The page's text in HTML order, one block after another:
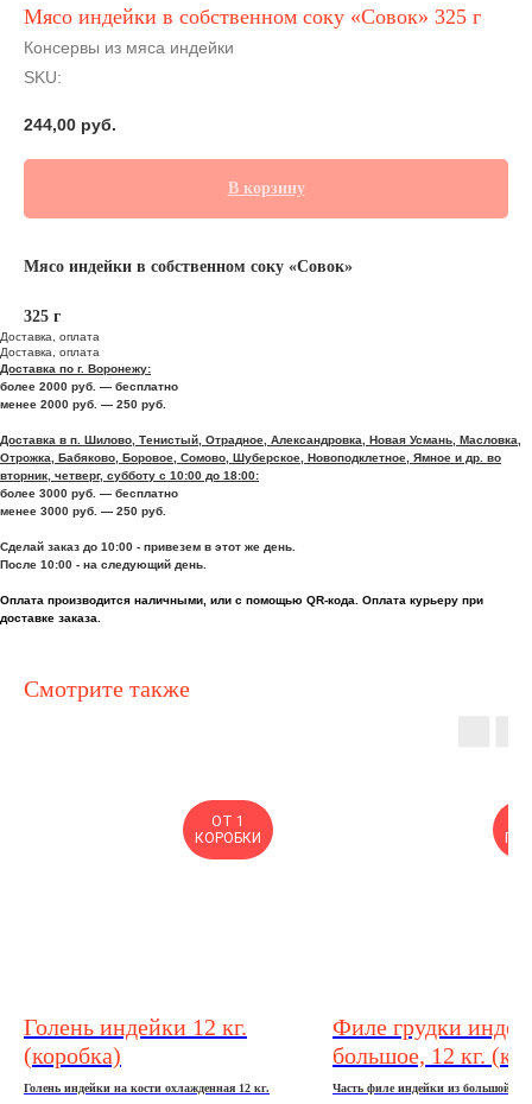
Мясо индейки в собственном соку «Совок» 325 г
Консервы из мяса индейки
SKU:
244,00 руб.
В корзину
Мясо индейки в собственном соку «Совок»
325 г
Доставка, оплата
Доставка, оплата
Доставка по г. Воронежу:
более 2000 руб. — бесплатно
менее 2000 руб. — 250 руб.
Доставка в п. Шилово, Тенистый, Отрадное, Александровка, Новая Усмань, Масловка,
Отрожка, Бабяково, Боровое, Сомово, Шуберское, Новоподклетное, Ямное и др. во
вторник, четверг, субботу с 10:00 до 18:00:
более 3000 руб. — бесплатно
менее 3000 руб. — 250 руб.
Сделай заказ до 10:00 - привезем в этот же день.
После 10:00 - на следующий день.
Оплата производится наличными, или с помощью QR-кода. Оплата курьеру при
доставке заказа.
Смотрите также
ОТ 1
КОРОБКИ
Голень индейки 12 кг.
(коробка)
Голень индейки на кости охлажденная 12 кг.
Филе грудки
большое, 12 кг.
Часть филе индейки из большой